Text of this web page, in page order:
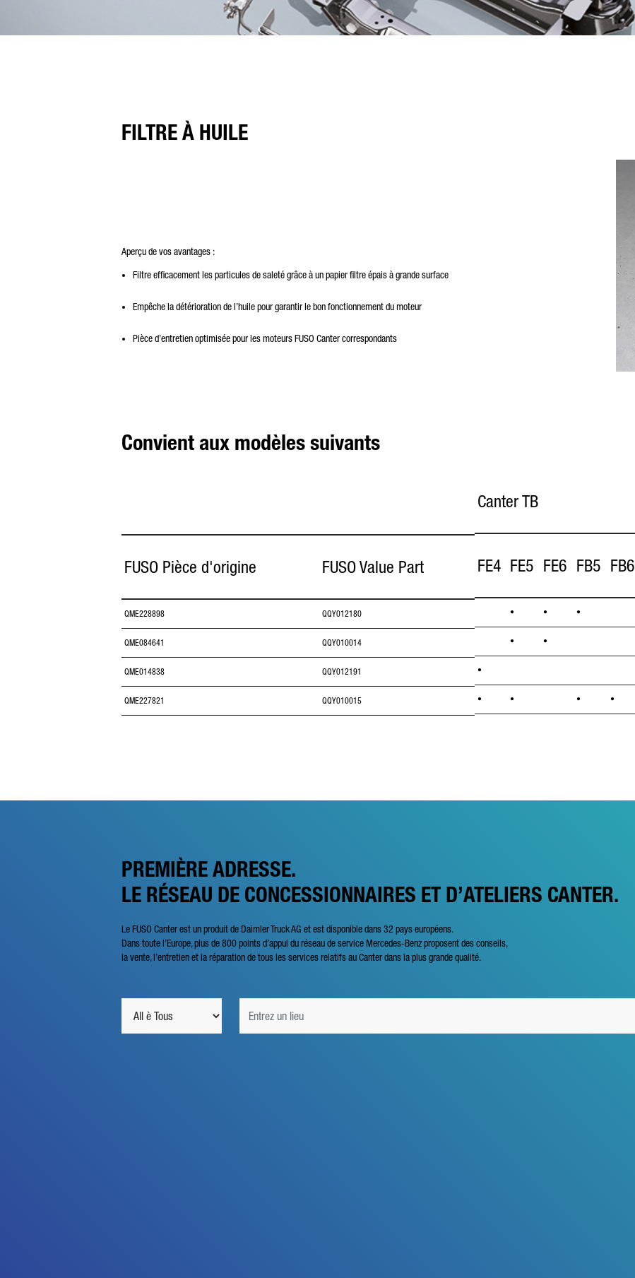
FILTRE À HUILE
Aperçu de vos avantages :
Filtre efficacement les particules de saleté grâce à un papier filtre épais à grande surface
Empêche la détérioration de l’huile pour garantir le bon fonctionnement du moteur
Pièce d’entretien optimisée pour les moteurs FUSO Canter correspondants
Convient aux modèles suivants
FUSO Pièce d'origine FUSO Value Part
QME228898 QQY012180
QME084641 QQY010014
QME014838 QQY012191
QME227821 QQY010015
Canter TB
FE4 FE5 FE6 FB5 FB6
• • •
• •
•
• • • •
PREMIÈRE ADRESSE.
LE RÉSEAU DE CONCESSIONNAIRES ET D’ATELIERS CANTER.
Le FUSO Canter est un produit de Daimler Truck AG et est disponible dans 32 pays européens.
Dans toute l’Europe, plus de 800 points d’appui du réseau de service Mercedes-Benz proposent des conseils,
la vente, l’entretien et la réparation de tous les services relatifs au Canter dans la plus grande qualité.